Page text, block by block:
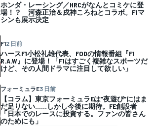
ホンダ・レーシング／HRCがなんとコミケに登
場！？ 河森正治＆戌神ころねとコラボ。F1マ
シンも展示決定
F12 日前
ハースF1小松礼雄代表、FODの情報番組『F1
R.A.W』に登場！「F1はすごく複雑なスポーツだ
けど、その人間ドラマに注目して欲しい」
フォーミュラE3 日前
【コラム】東京フォーミュラEは”夜遊び”にはま
だ足りない……しかし今後に期待。FE創設者
「日本でのレースに投資する。ファンの皆さん
のためにも」